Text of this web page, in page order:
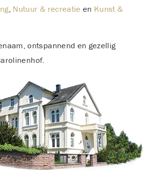
, Nutuur & recreatie en Kunst &
ontspannend en gezellig